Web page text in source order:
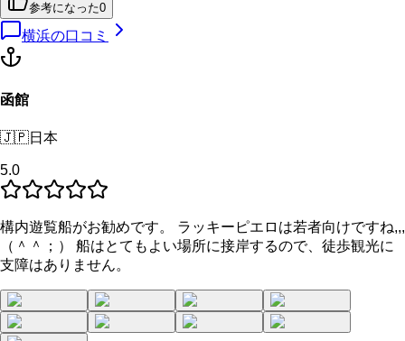
参考になった0
横浜の口コミ
函館
🇯🇵日本
5.0
構内遊覧船がお勧めです。 ラッキーピエロは若者向けですね,,,
（＾＾；） 船はとてもよい場所に接岸するので、徒歩観光に
支障はありません。